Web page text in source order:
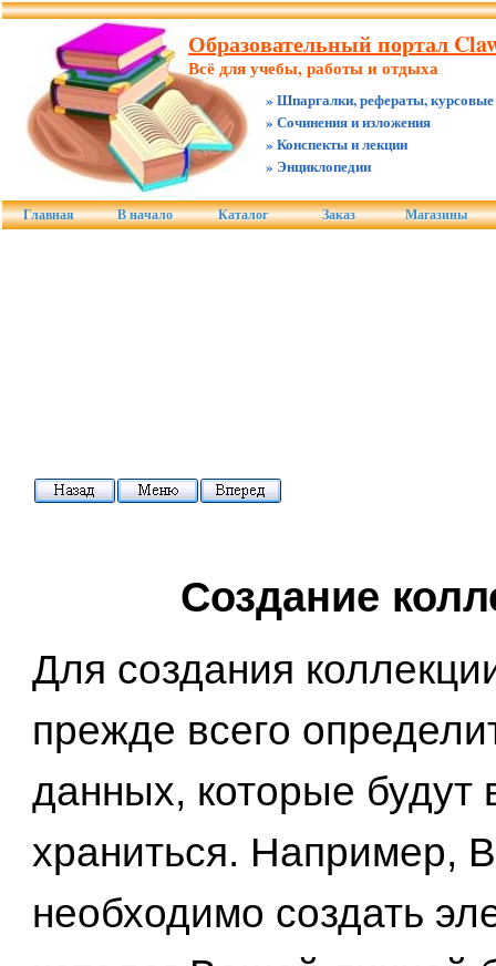
Образовательный портал
Всё для учебы, работы и отдыха
» Шпаргалки, рефераты, курсовые
» Сочинения и изложения
» Конспекты и лекции
» Энциклопедии
Главная В начало Каталог Заказ Магазины
Создание
Для создания
прежде всего
данных, которые будут
храниться. Например,
необходимо создать